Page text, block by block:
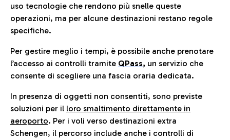
uso tecnologie che rendono più snelle queste
operazioni, ma per alcune destinazioni restano regole
specifiche.
Per gestire meglio i tempi, è possibile anche prenotare
l’accesso ai controlli tramite QPass, un servizio che
consente di scegliere una fascia oraria dedicata.
In presenza di oggetti non consentiti, sono previste
soluzioni per il loro smaltimento direttamente in
aeroporto. Per i voli verso destinazioni extra
Schengen, il percorso include anche i controlli di